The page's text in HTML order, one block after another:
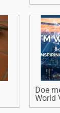
Doe
World